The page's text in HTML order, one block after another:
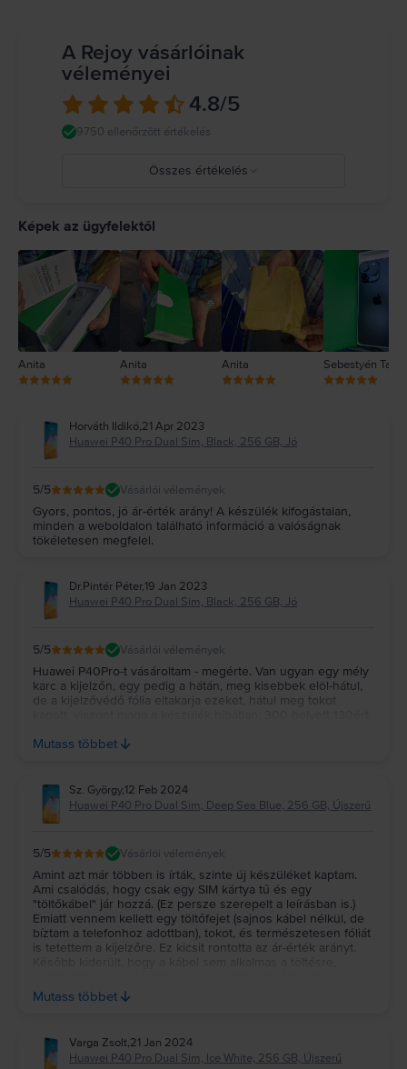
A Rejoy vásárlóinak
véleményei
4.8/5
9750 ellenőrzött értékelés
Összes értékelés
2
1
Képek az ügyfelektől
Anita Anita Anita Sebestyén
Horváth Ildikó,21 Apr 2023
Huawei P40 Pro Dual Sim, Black, 256 GB, Jó
5/5 Vásárlói vélemények
Gyors, pontos, jó ár-érték arány! A készülék kifogástalan,
minden a weboldalon található információ a valóságnak
tökéletesen megfelel.
Dr.Pintér Péter,19 Jan 2023
Huawei P40 Pro Dual Sim, Black, 256 GB, Jó
5/5 Vásárlói vélemények
Huawei P40Pro-t vásároltam - megérte. Van ugyan egy mély
karc a kijelzőn, egy pedig a hátán, meg kisebbek elöl-hátul,
de a kijelzővédő fólia eltakarja ezeket, hátul meg tokot
évig használtam, remélem, ebben is van még legalább 4.
Mutass többet
Sz. György,12 Feb 2024
Huawei P40 Pro Dual Sim, Deep Sea Blue, 256 GB, Újszerű
5/5 Vásárlói vélemények
Amint azt már többen is írták, szinte új készüléket kaptam.
Ami csalódás, hogy csak egy SIM kártya tű és egy
"töltőkábel" jár hozzá. (Ez persze szerepelt a leírásban is.)
Emiatt vennem kellett egy töltőfejet (sajnos kábel nélkül, de
bíztam a telefonhoz adottban), tokot, és természetesen fóliát
is tetettem a kijelzőre. Ez kicsit rontotta az ár-érték arányt.
csomag is gyorsan megérkezett. Mindezek
figyelembevételével tudom ajánlani őket.
Mutass többet
Varga Zsolt,21 Jan 2024
Huawei P40 Pro Dual Sim, Ice White, 256 GB, Újszerű